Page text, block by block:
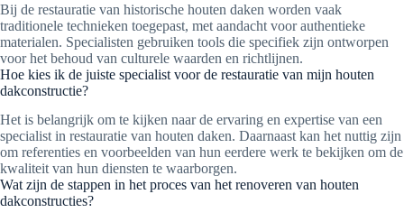
Bij de restauratie van historische houten daken worden vaak
traditionele technieken toegepast, met aandacht voor authentieke
materialen. Specialisten gebruiken tools die specifiek zijn ontworpen
voor het behoud van culturele waarden en richtlijnen.
Hoe kies ik de juiste specialist voor de restauratie van mijn houten
dakconstructie?
Het is belangrijk om te kijken naar de ervaring en expertise van een
specialist in restauratie van houten daken. Daarnaast kan het nuttig zijn
om referenties en voorbeelden van hun eerdere werk te bekijken om de
kwaliteit van hun diensten te waarborgen.
Wat zijn de stappen in het proces van het renoveren van houten
dakconstructies?